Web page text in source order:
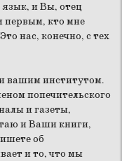
язык, и Вы, отец
первым, кто мне
нас, конечно, с тех
вашим институтом.
попечительского
и газеты,
и Ваши книги,
об
и то, что мы